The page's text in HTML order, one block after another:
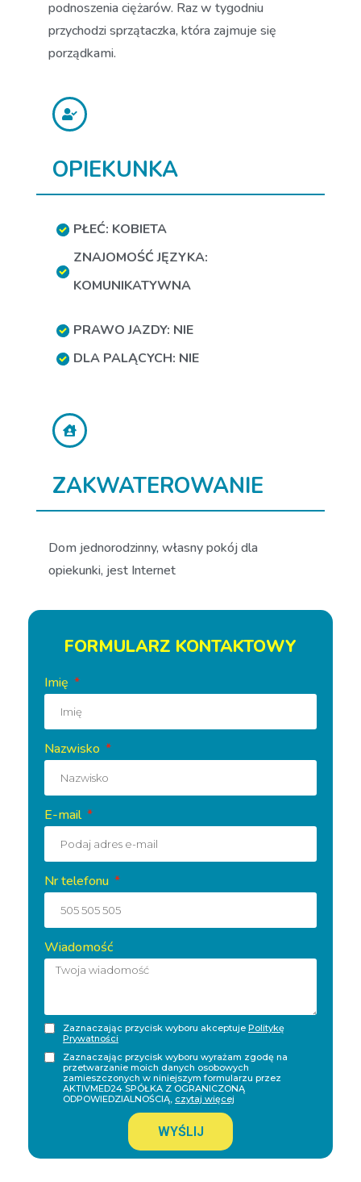
podnoszenia ciężarów. Raz w tygodniu
przychodzi sprzątaczka, która zajmuje się
porządkami.
OPIEKUNKA
PŁEĆ: KOBIETA
ZNAJOMOŚĆ JĘZYKA:
KOMUNIKATYWNA
PRAWO JAZDY: NIE
DLA PALĄCYCH: NIE
ZAKWATEROWANIE
Dom jednorodzinny, własny pokój dla
opiekunki, jest Internet
FORMULARZ KONTAKTOWY
Imię
Nazwisko
E-mail
Nr telefonu
Wiadomość
Zaznaczając przycisk wyboru akceptuje Politykę
Prywatności
Zaznaczając przycisk wyboru wyrażam zgodę na
przetwarzanie moich danych osobowych
zamieszczonych w niniejszym formularzu przez
AKTIVMED24 SPÓŁKA Z OGRANICZONĄ
ODPOWIEDZIALNOŚCIĄ, czytaj więcej
WYŚLIJ